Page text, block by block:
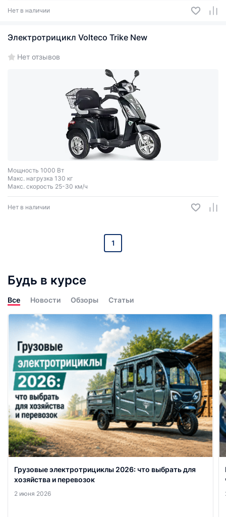
Нет в наличии
Электротрицикл Volteco Trike New
Нет отзывов
Мощность 1000 Вт
Макс. нагрузка 130 кг
Макс. скорость 25-30 км/ч
Нет в наличии
1
Будь в курсе
Все Новости Обзоры Статьи
Грузовые электротрициклы 2026: что выбрать для
хозяйства и перевозок
2 июня 2026